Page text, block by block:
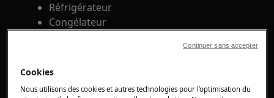
Réfrigérateur
Congélateur
1. Faites appel à un service après-vente agréé
Cookies
Nous utilisons des cookies et autres technologies pour l’optimisation du
Continuer sans accepter